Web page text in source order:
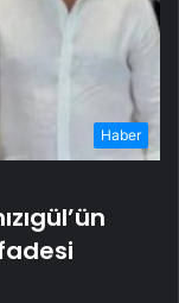
Haber